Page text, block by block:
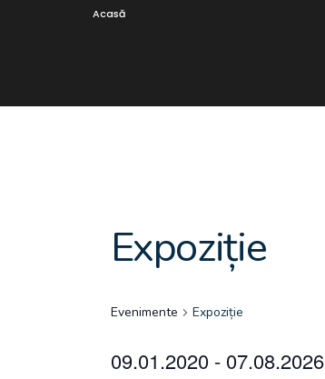
Acasă
Expoziție
Evenimente Expoziție
09.01.2020 - 07.08.2026